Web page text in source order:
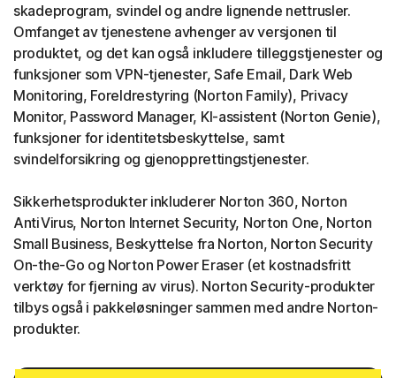
skadeprogram, svindel og andre lignende nettrusler.
Omfanget av tjenestene avhenger av versjonen til
produktet, og det kan også inkludere tilleggstjenester og
funksjoner som VPN-tjenester, Safe Email, Dark Web
Monitoring, Foreldrestyring (Norton Family), Privacy
Monitor, Password Manager, KI-assistent (Norton Genie),
funksjoner for identitetsbeskyttelse, samt
svindelforsikring og gjenopprettingstjenester.
Sikkerhetsprodukter inkluderer Norton 360, Norton
AntiVirus, Norton Internet Security, Norton One, Norton
Small Business, Beskyttelse fra Norton, Norton Security
On-the-Go og Norton Power Eraser (et kostnadsfritt
verktøy for fjerning av virus). Norton Security-produkter
tilbys også i pakkeløsninger sammen med andre Norton-
produkter.